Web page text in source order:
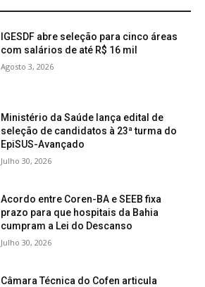
IGESDF abre seleção para cinco áreas
com salários de até R$ 16 mil
Agosto 3, 2026
Ministério da Saúde lança edital de
seleção de candidatos à 23ª turma do
EpiSUS-Avançado
Julho 30, 2026
Acordo entre Coren-BA e SEEB fixa
prazo para que hospitais da Bahia
cumpram a Lei do Descanso
Julho 30, 2026
Câmara Técnica do Cofen articula